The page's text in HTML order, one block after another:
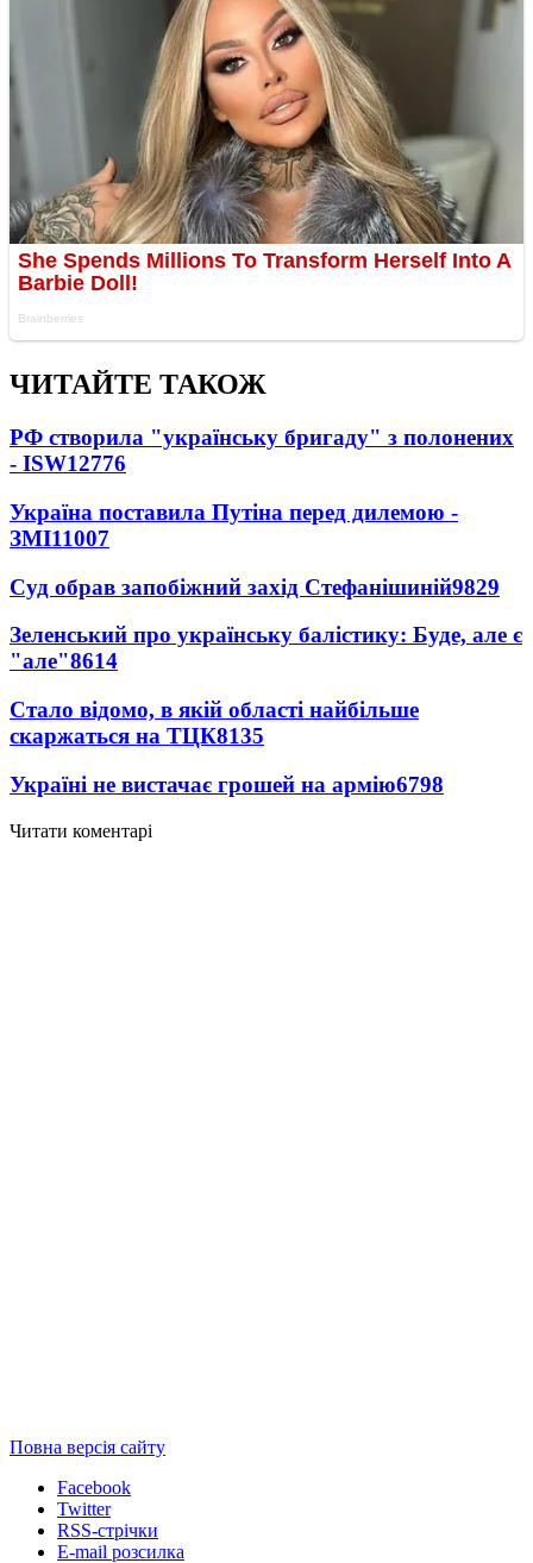
ЧИТАЙТЕ ТАКОЖ
РФ створила "українську бригаду" з полонених
- ISW12776
Україна поставила Путіна перед дилемою -
ЗМІ11007
Суд обрав запобіжний захід Стефанішиній9829
Зеленський про українську балістику: Буде, але є
"але"8614
Стало відомо, в якій області найбільше
скаржаться на ТЦК8135
Україні не вистачає грошей на армію6798
Читати коментарі
Повна версія сайту
Facebook
Twitter
RSS-стрічки
E-mail розсилка